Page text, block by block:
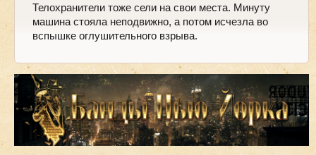
Телохранители тоже сели на свои места. Минуту
машина стояла неподвижно, а потом исчезла во
вспышке оглушительного взрыва.